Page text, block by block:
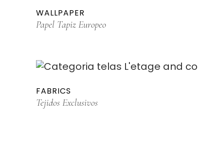
WALLPAPER
Papel Tapiz Europeo
FABRICS
Tejidos Exclusivos